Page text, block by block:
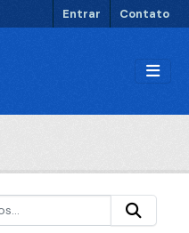
Entrar Contato